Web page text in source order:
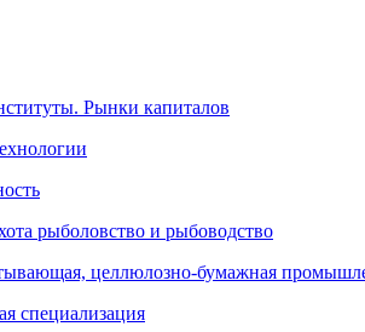
Рынки капиталов
рыболовство и рыбоводство
целлюлозно-бумажная
специализация